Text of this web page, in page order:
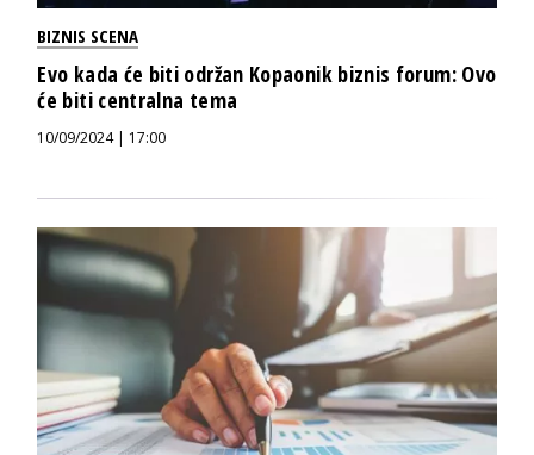
BIZNIS SCENA
Evo kada će biti održan Kopaonik biznis forum: Ovo
će biti centralna tema
10/09/2024 | 17:00